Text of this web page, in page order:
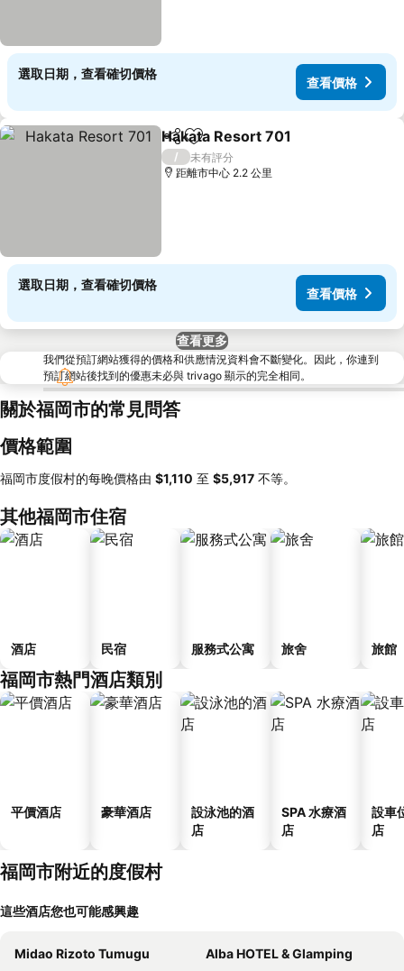
選取日期，查看確切價格
查看價格
分享 放到收藏夾
Hakata Resort 701
/
未有評分
距離市中心 2.2 公里
選取日期，查看確切價格
查看價格
查看更多
我們從預訂網站獲得的價格和供應情況資料會不斷變化。因此，你連到
預訂網站後找到的優惠未必與 trivago 顯示的完全相同。
關於福岡市的常見問答
價格範圍
福岡市度假村的每晚價格由 ‎$1,110 至 ‎$5,917 不等。
其他福岡市住宿
酒店 民宿 服務式公寓 旅舍 旅館
福岡市熱門酒店類別
平價酒店 豪華酒店
設泳池的酒
店
SPA 水療酒
店
設車
店
福岡市附近的度假村
這些酒店您也可能感興趣
Midao Rizoto Tumugu
Alba HOTEL & Glamping